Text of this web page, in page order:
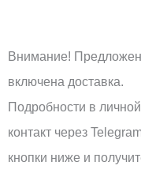
Внимание!
включена доставка.
Подробности в
контакт через
кнопки ниже и